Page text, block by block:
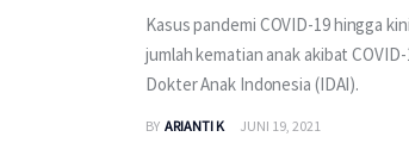
Kasus pandemi COVID-19 hingga
jumlah kematian anak akibat
Dokter Anak Indonesia (IDAI).
BY ARIANTI K JUNI 19, 2021